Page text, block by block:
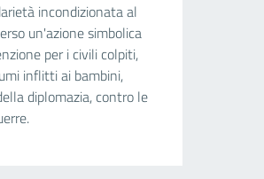
incondizionata al
un'azione simbolica
per i civili colpiti,
inflitti ai bambini,
diplomazia, contro le